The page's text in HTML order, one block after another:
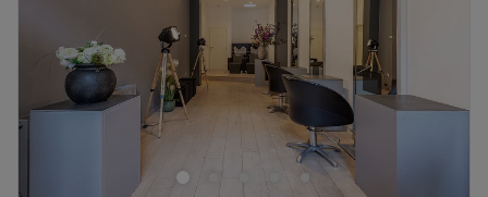
09:00
Zondag
10:00– 12:00
Hairtalk Corner, gelegen in Berchem, is een stijlvolle
barbershop waar vakmanschap en een relaxte sfeer
samenkomen. Hier draait alles om precisie, persoonlijke
service en het creëren van een look die perfect bij je past.